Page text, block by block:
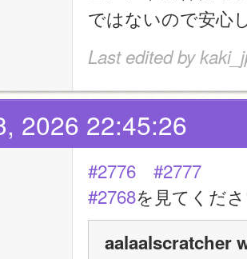
ではないので安心
Last edited by
2026 22:45:26
#2776
#2777
#2768を見てくだ
aalaalscratcher